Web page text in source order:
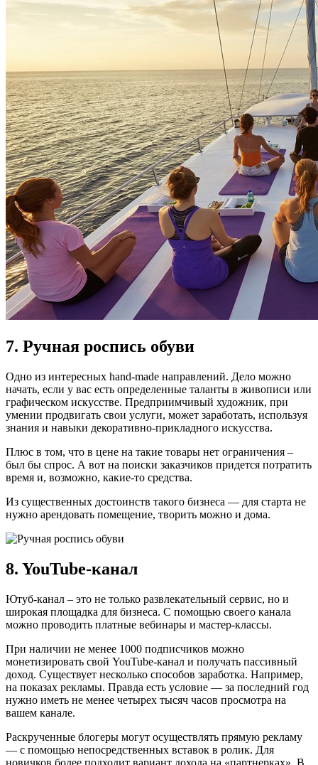
7. Ручная роспись обуви
Одно из интересных hand-made направлений. Дело можно
начать, если у вас есть определенные таланты в живописи или
графическом искусстве. Предприимчивый художник, при
умении продвигать свои услуги, может заработать, используя
знания и навыки декоративно-прикладного искусства.
Плюс в том, что в цене на такие товары нет ограничения –
был бы спрос. А вот на поиски заказчиков придется потратить
время и, возможно, какие-то средства.
Из существенных достоинств такого бизнеса — для старта не
нужно арендовать помещение, творить можно и дома.
8. YouTube-канал
Ютуб-канал – это не только развлекательный сервис, но и
широкая площадка для бизнеса. С помощью своего канала
можно проводить платные вебинары и мастер-классы.
При наличии не менее 1000 подписчиков можно
монетизировать свой YouTube-канал и получать пассивный
доход. Существует несколько способов заработка. Например,
на показах рекламы. Правда есть условие — за последний год
нужно иметь не менее четырех тысяч часов просмотра на
вашем канале.
Раскрученные блогеры могут осуществлять прямую рекламу
— с помощью непосредственных вставок в ролик. Для
новичков более подходит вариант дохода на «партнерках». В